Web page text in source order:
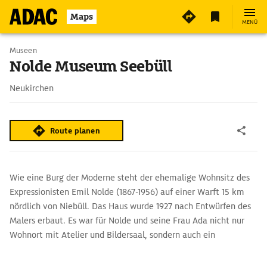
Maps MENÜ
Museen
Nolde Museum Seebüll
Neukirchen
Route planen
Wie eine Burg der Moderne steht der ehemalige Wohnsitz des
Expressionisten Emil Nolde (1867-1956) auf einer Warft 15 km
nördlich von Niebüll. Das Haus wurde 1927 nach Entwürfen des
Malers erbaut. Es war für Nolde und seine Frau Ada nicht nur
Wohnort mit Atelier und Bildersaal, sondern auch ein